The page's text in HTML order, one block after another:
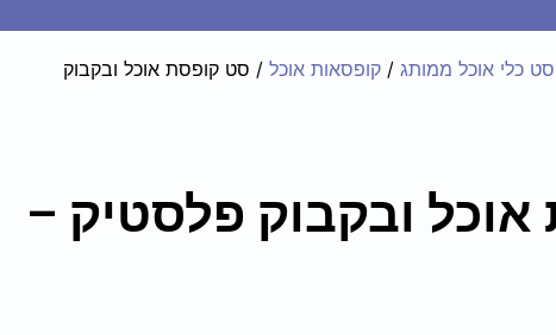
סט כלי אוכל ממותג / קופסאות אוכל / סט קופסת אוכל ובקבוק
ובקבוק פלסטיק –